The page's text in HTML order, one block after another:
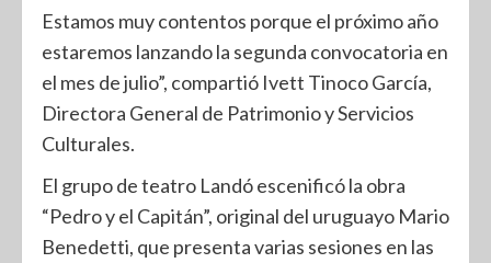
Estamos muy contentos porque el próximo año
estaremos lanzando la segunda convocatoria en
el mes de julio”, compartió Ivett Tinoco García,
Directora General de Patrimonio y Servicios
Culturales.
El grupo de teatro Landó escenificó la obra
“Pedro y el Capitán”, original del uruguayo Mario
Benedetti, que presenta varias sesiones en las